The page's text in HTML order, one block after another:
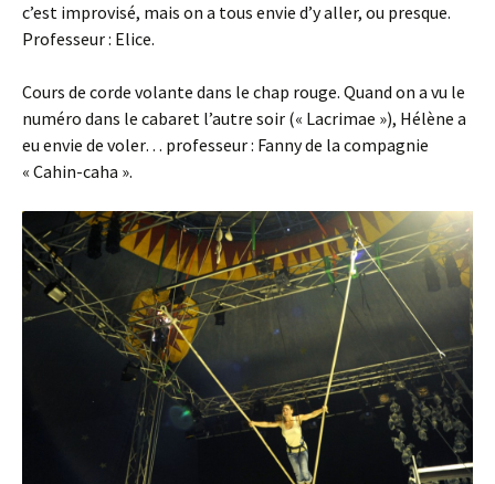
c’est improvisé, mais on a tous envie d’y aller, ou presque.
Professeur : Elice.
Cours de corde volante dans le chap rouge. Quand on a vu le
numéro dans le cabaret l’autre soir (« Lacrimae »), Hélène a
eu envie de voler… professeur : Fanny de la compagnie
« Cahin-caha ».